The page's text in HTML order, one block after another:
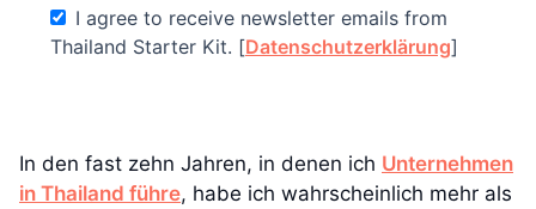
I agree to receive newsletter emails from
Thailand Starter Kit. [Datenschutzerklärung]
In den fast zehn Jahren, in denen ich Unternehmen
in Thailand führe, habe ich wahrscheinlich mehr als